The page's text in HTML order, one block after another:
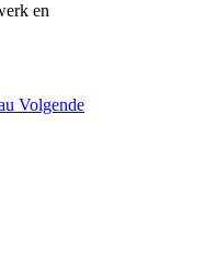
en
Volgende